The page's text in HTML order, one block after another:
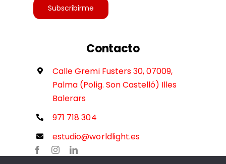
Subscribirme
Contacto
Calle Gremi Fusters 30, 07009,
Palma (Polig. Son Castelló) Illes
Balerars
971 718 304
estudio@worldlight.es